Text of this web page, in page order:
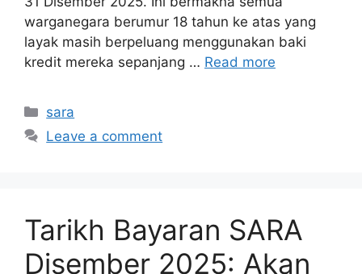
warganegara berumur 18 tahun ke atas yang
layak masih berpeluang menggunakan baki
kredit mereka sepanjang … Read more
Categories
sara
Leave a comment
Tarikh Bayaran SARA
Disember 2025: Akan